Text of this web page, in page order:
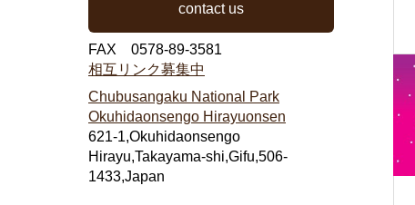
contact us
FAX 0578-89-3581
相互リンク募集中
Chubusangaku National Park
Okuhidaonsengo Hirayuonsen
621-1,Okuhidaonsengo
Hirayu,Takayama-shi,Gifu,506-
1433,Japan